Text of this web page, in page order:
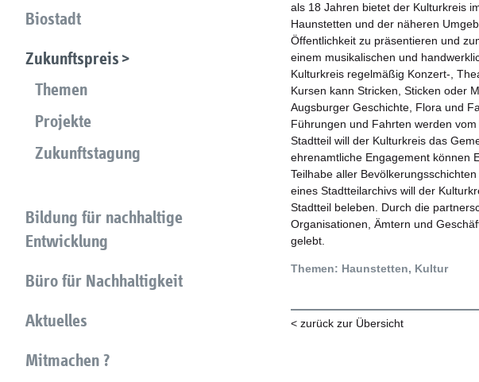
Biostadt
Zukunftspreis
Themen
Projekte
Zukunftstagung
Bildung für nachhaltige
Entwicklung
Büro für Nachhaltigkeit
Aktuelles
Mitmachen ?
als 18 Jahren bietet der Kulturkreis
Haunstetten und der näheren
Öffentlichkeit zu präsentieren und
einem musikalischen und
Kulturkreis regelmäßig Konzert-,
Kursen kann Stricken, Sticken oder
Augsburger Geschichte, Flora und
Führungen und Fahrten werden
Stadtteil will der Kulturkreis das
ehrenamtliche Engagement können
Teilhabe aller
eines Stadtteilarchivs will der
Stadtteil beleben. Durch die
Organisationen, Ämtern und
gelebt.
Themen: Haunstetten, Kultur
< zurück zur Übersicht